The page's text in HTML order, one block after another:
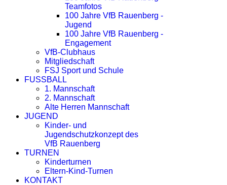
Teamfotos
100 Jahre VfB Rauenberg -
Jugend
100 Jahre VfB Rauenberg -
Engagement
VfB-Clubhaus
Mitgliedschaft
FSJ Sport und Schule
FUSSBALL
1. Mannschaft
2. Mannschaft
Alte Herren Mannschaft
JUGEND
Kinder- und
Jugendschutzkonzept des
VfB Rauenberg
TURNEN
Kinderturnen
Eltern-Kind-Turnen
KONTAKT